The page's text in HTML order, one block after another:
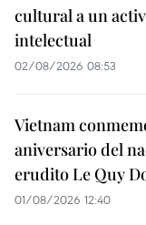
cultural a un
intelectual
02/08/2026 08:53
Vietnam
aniversario del
erudito Le Quy
01/08/2026 12:40